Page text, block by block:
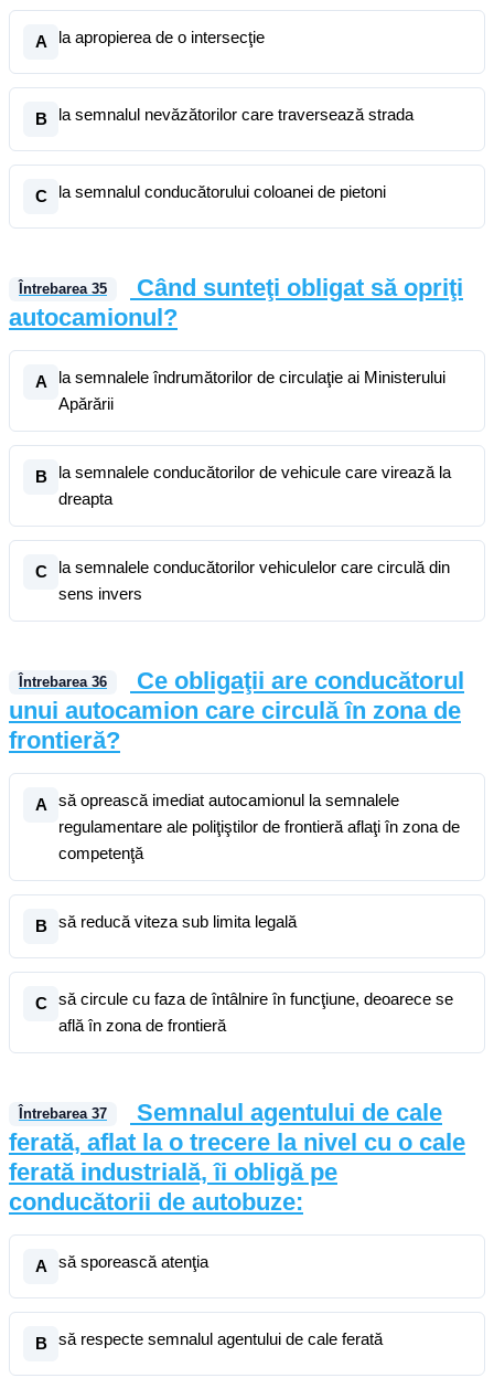
A la apropierea de o intersecţie
B la semnalul nevăzătorilor care traversează strada
C la semnalul conducătorului coloanei de pietoni
Întrebarea 35
Când sunteţi obligat să opriţi
autocamionul?
A
la semnalele îndrumătorilor de circulaţie ai Ministerului
Apărării
B
la semnalele conducătorilor de vehicule care virează la
dreapta
C
la semnalele conducătorilor vehiculelor care circulă din
sens invers
Întrebarea 36
Ce obligaţii are conducătorul
unui autocamion care circulă în zona de
frontieră?
A
să oprească imediat autocamionul la semnalele
regulamentare ale poliţiştilor de frontieră aflaţi în zona de
competenţă
B să reducă viteza sub limita legală
C
să circule cu faza de întâlnire în funcţiune, deoarece se
află în zona de frontieră
Întrebarea 37
Semnalul agentului de cale
ferată, aflat la o trecere la nivel cu o cale
ferată industrială, îi obligă pe
conducătorii de autobuze:
A să sporească atenţia
B să respecte semnalul agentului de cale ferată